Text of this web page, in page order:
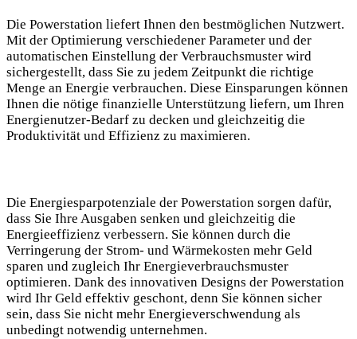
Die Powerstation liefert Ihnen den bestmöglichen Nutzwert.
Mit der Optimierung verschiedener Parameter und der
automatischen Einstellung der Verbrauchsmuster wird
sichergestellt, dass Sie zu jedem Zeitpunkt die richtige
Menge an Energie verbrauchen. Diese Einsparungen können
Ihnen die nötige finanzielle Unterstützung liefern, um Ihren
Energienutzer-Bedarf zu decken und gleichzeitig die
Produktivität und Effizienz zu maximieren.
Die Energiesparpotenziale der Powerstation sorgen dafür,
dass Sie Ihre Ausgaben senken und gleichzeitig die
Energieeffizienz verbessern. Sie können durch die
Verringerung der Strom- und Wärmekosten mehr Geld
sparen und zugleich Ihr Energieverbrauchsmuster
optimieren. Dank des innovativen Designs der Powerstation
wird Ihr Geld effektiv geschont, denn Sie können sicher
sein, dass Sie nicht mehr Energieverschwendung als
unbedingt notwendig unternehmen.